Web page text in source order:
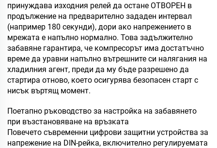
принуждава изходния релей да остане ОТВОРЕН в
продължение на предварително зададен интервал
(например 180 секунди), дори ако напрежението в
мрежата е напълно нормално. Това задължително
забавяне гарантира, че компресорът има достатъчно
време да уравни напълно вътрешните си налягания на
хладилния агент, преди да му бъде разрешено да
стартира отново, което осигурява безопасен старт с
нисък въртящ момент.
Поетапно ръководство за настройка на забавянето
при възстановяване на връзката
Повечето съвременни цифрови защитни устройства за
напрежение на DIN-рейка, включително регулируемата